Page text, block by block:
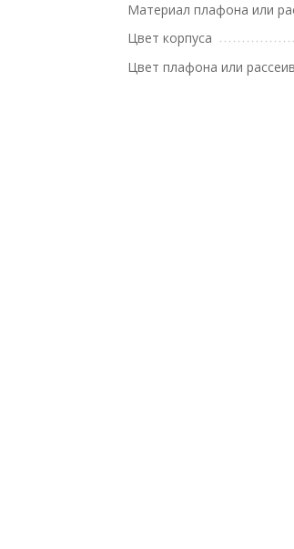
Материал плафона или
Цвет корпуса
Цвет плафона или